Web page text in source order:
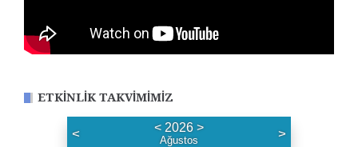
ETKINLIK TAKVIMIMIZ
< < 2026 >
Ağustos >